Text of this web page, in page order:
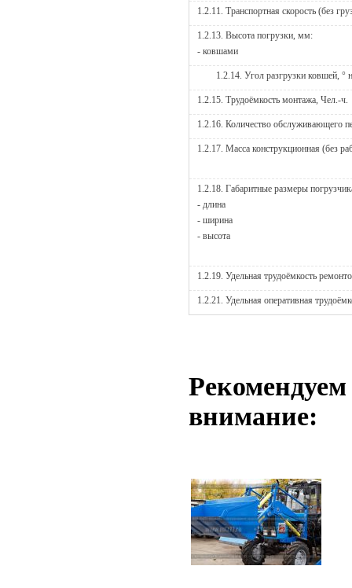
1.2.11. Транспортная скорость (без
1.2.13. Высота погрузки, мм:
- ковшами
1.2.14. Угол разгрузки ковшей, °
1.2.15. Трудоёмкость монтажа, Чел.-ч.
1.2.16. Количество обслуживающего
1.2.17. Масса конструкционная (без
1.2.18. Габаритные размеры
- длина
- ширина
- высота
1.2.19. Удельная трудоёмкость
1.2.21. Удельная оперативная
внимание: